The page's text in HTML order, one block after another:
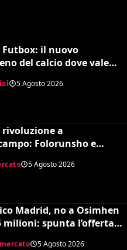
Futbox: il nuovo
del calcio dove vale
e scoppiano le risse
5 Agosto 2026
rivoluzione a
Folorunsho e
in cima alla lista di
5 Agosto 2026
Madrid, no a Osimhen
milioni: spunta l’offerta
5 Agosto 2026